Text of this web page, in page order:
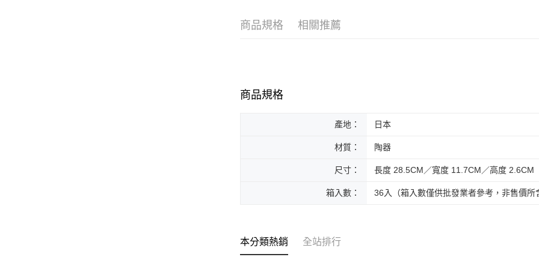
商品規格 相關推薦
商品規格
產地： 日本
材質： 陶器
尺寸： 長度 28.5CM／寬度 11.7CM／高度 2.6CM
箱入數： 36入（箱入數僅供批發業者參考，非售價所
本分類熱銷 全站排行